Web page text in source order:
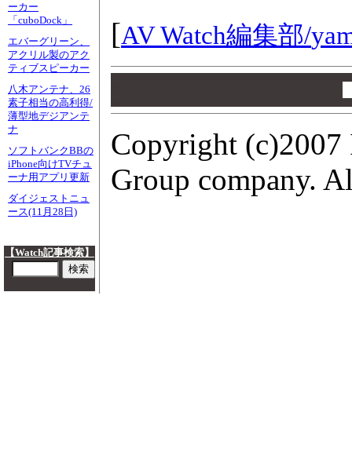
ーカー
「cuboDock」
エバーグリーン、
アクリル製のアク
ティブスピーカー
八木アンテナ、26
素子相当の高利得/
薄型地デジアンテ
ナ
ソフトバンクBBの
iPhone向けTVチュ
ーナ用アプリ更新
ダイジェストニュ
ース(11月28日)
【Watch記事検索】
[AV Watch編集部/
Copyright (c)2007
Group company.